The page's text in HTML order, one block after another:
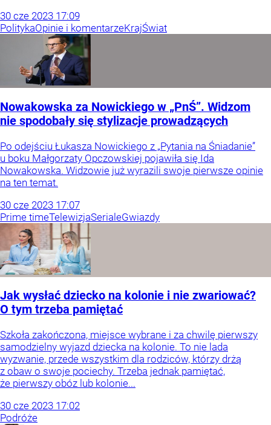
30 cze 2023 17:09
PolitykaOpinie i komentarzeKrajŚwiat
Nowakowska za Nowickiego w „PnŚ”. Widzom
nie spodobały się stylizacje prowadzących
Po odejściu Łukasza Nowickiego z „Pytania na Śniadanie”
u boku Małgorzaty Opczowskiej pojawiła się Ida
Nowakowska. Widzowie już wyrazili swoje pierwsze opinie
na ten temat.
30 cze 2023 17:07
Prime timeTelewizjaSerialeGwiazdy
Jak wysłać dziecko na kolonie i nie zwariować?
O tym trzeba pamiętać
Szkoła zakończona, miejsce wybrane i za chwilę pierwszy
samodzielny wyjazd dziecka na kolonie. To nie lada
wyzwanie, przede wszystkim dla rodziców, którzy drżą
z obaw o swoje pociechy. Trzeba jednak pamiętać,
że pierwszy obóz lub kolonie...
30 cze 2023 17:02
Podróże